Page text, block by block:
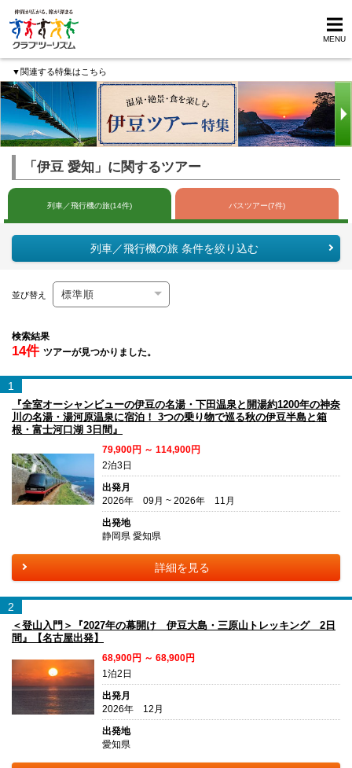
MENU
▼関連する特集はこちら
「伊豆 愛知」に関するツアー
列車／飛行機の旅(14件) バスツアー(7件)
列車／飛行機の旅 条件を絞り込む
並び替え
検索結果
14件 ツアーが見つかりました。
1
『全室オーシャンビューの伊豆の名湯・下田温泉と開湯約1200年の神奈
川の名湯・湯河原温泉に宿泊！ 3つの乗り物で巡る秋の伊豆半島と箱
根・富士河口湖 3日間』
79,900円 ～ 114,900円
2泊3日
出発月
2026年 09月 ~ 2026年 11月
出発地
静岡県 愛知県
詳細を見る
2
＜登山入門＞『2027年の幕開け 伊豆大島・三原山トレッキング 2日
間』【名古屋出発】
68,900円 ～ 68,900円
1泊2日
出発月
2026年 12月
出発地
愛知県